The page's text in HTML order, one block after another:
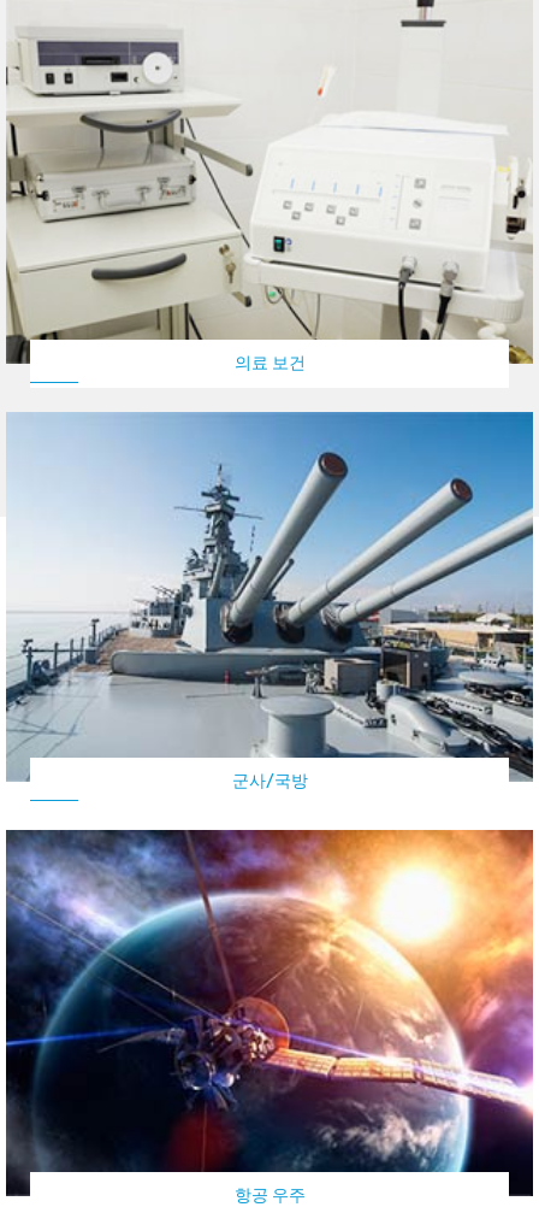
의료 보건
군사/국방
항공 우주